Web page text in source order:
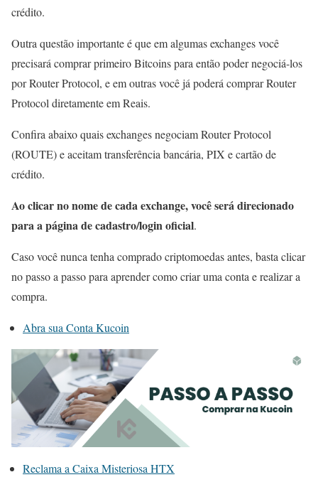
crédito.
Outra questão importante é que em algumas exchanges você
precisará comprar primeiro Bitcoins para então poder negociá-los
por Router Protocol, e em outras você já poderá comprar Router
Protocol diretamente em Reais.
Confira abaixo quais exchanges negociam Router Protocol
(ROUTE) e aceitam transferência bancária, PIX e cartão de
crédito.
Ao clicar no nome de cada exchange, você será direcionado
para a página de cadastro/login oficial.
Caso você nunca tenha comprado criptomoedas antes, basta clicar
no passo a passo para aprender como criar uma conta e realizar a
compra.
Abra sua Conta Kucoin
Reclama a Caixa Misteriosa HTX